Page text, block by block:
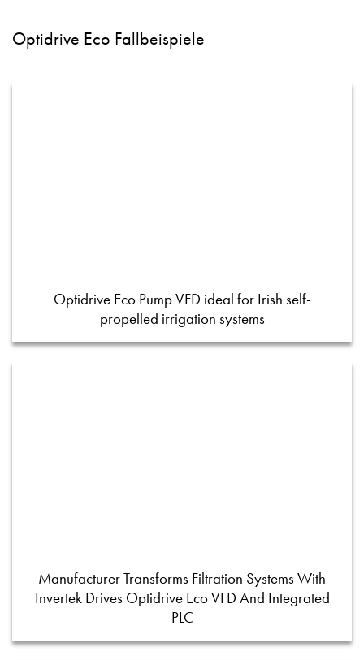
Optidrive Eco Fallbeispiele
Optidrive Eco Pump VFD ideal for Irish self-
propelled irrigation systems
Manufacturer Transforms Filtration Systems With
Invertek Drives Optidrive Eco VFD And Integrated
PLC